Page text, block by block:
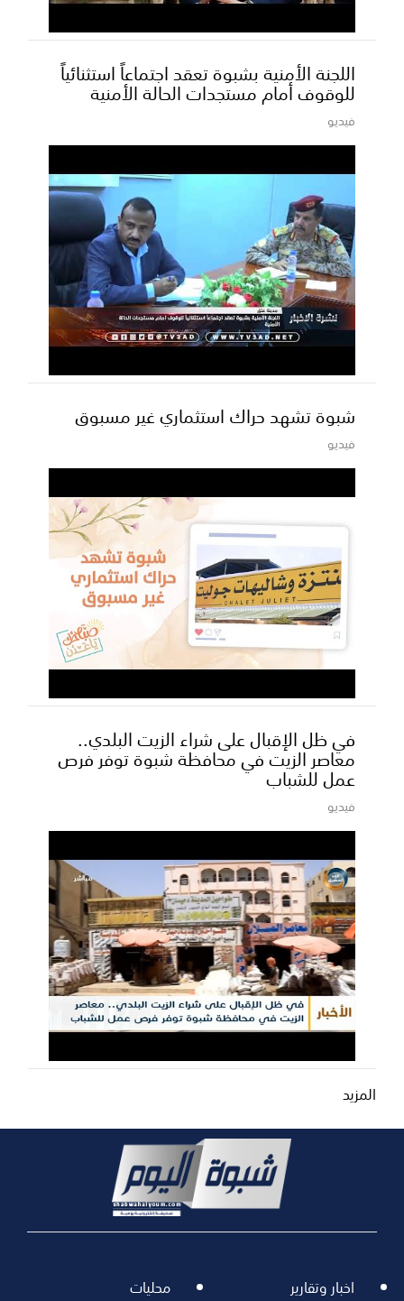
اللجنة الأمنية بشبوة تعقد اجتماعاً استثنائياً
للوقوف أمام مستجدات الحالة الأمنية
فيديو
شبوة تشهد حراك استثماري غير مسبوق
فيديو
في ظل الإقبال على شراء الزيت البلدي..
معاصر الزيت في محافظة شبوة توفر فرص
عمل للشباب
فيديو
المزيد
اخبار وتقارير محليات